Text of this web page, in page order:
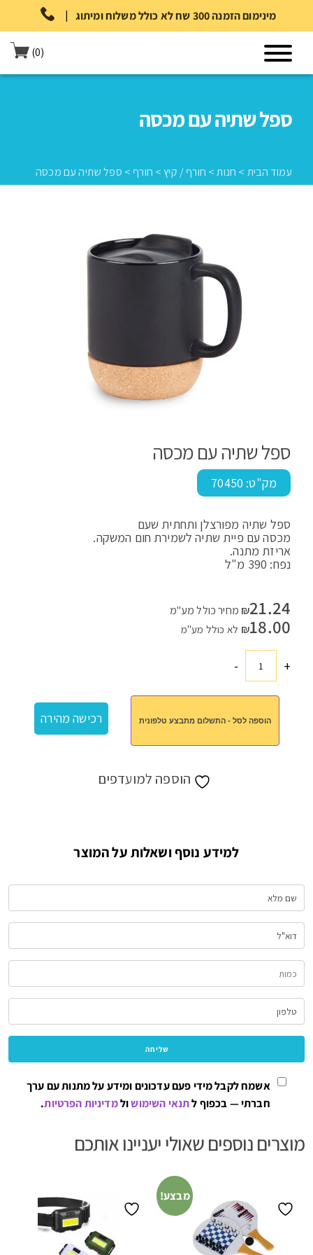
| מינימום הזמנה 300 שח לא כולל משלוח ומיתוג
(0)
ספל שתיה עם מכסה
עמוד הבית > חנות> חורף / קיץ > חורף > ספל שתיה עם מכסה
ספל שתיה עם מכסה
מק"ט: 70450
ספל שתיה מפורצלן ותחתית שעם
מכסה עם פיית שתיה לשמירת חום המשקה.
אריזת מתנה.
נפח: 390 מ"ל
₪21.24
מחיר כולל מע"מ
₪18.00 לא כולל מע"מ
+כמות
שתיה
עם
-
הוספה לסל - התשלום מתבצע טלפונית רכישה מהירה
הוספה למועדפים
למידע נוסף ושאלות על המוצר
אשמח לקבל מידי פעם עדכונים ומידע על מתנות עם ערך
חברתי — בכפוף לתנאי השימושולמדיניות הפרטיות.
מוצרים נוספים שאולי יעניינו אותכם
מבצע!